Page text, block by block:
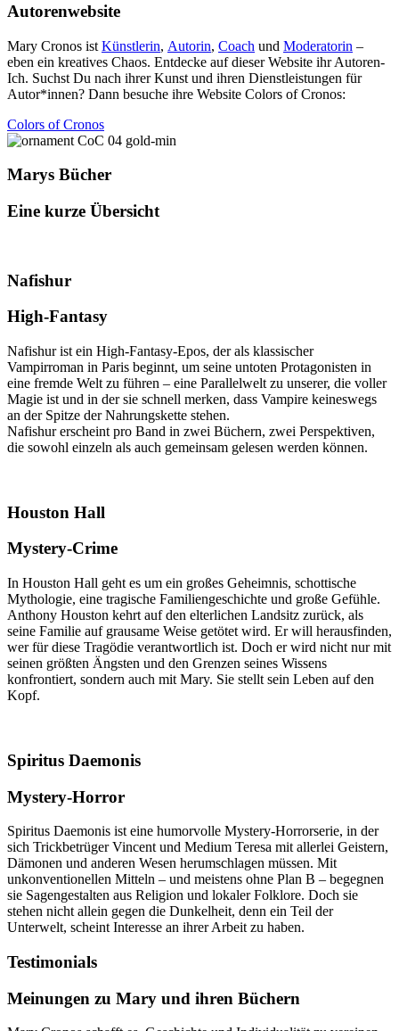
Autorenwebsite
Mary Cronos ist Künstlerin, Autorin, Coach und Moderatorin –
eben ein kreatives Chaos. Entdecke auf dieser Website ihr Autoren-
Ich. Suchst Du nach ihrer Kunst und ihren Dienstleistungen für
Autor*innen? Dann besuche ihre Website Colors of Cronos:
Colors of Cronos
Marys Bücher
Eine kurze Übersicht
Nafishur
High-Fantasy
Nafishur ist ein High-Fantasy-Epos, der als klassischer
Vampirroman in Paris beginnt, um seine untoten Protagonisten in
eine fremde Welt zu führen – eine Parallelwelt zu unserer, die voller
Magie ist und in der sie schnell merken, dass Vampire keineswegs
an der Spitze der Nahrungskette stehen.
Nafishur erscheint pro Band in zwei Büchern, zwei Perspektiven,
die sowohl einzeln als auch gemeinsam gelesen werden können.
Houston Hall
Mystery-Crime
In Houston Hall geht es um ein großes Geheimnis, schottische
Mythologie, eine tragische Familiengeschichte und große Gefühle.
Anthony Houston kehrt auf den elterlichen Landsitz zurück, als
seine Familie auf grausame Weise getötet wird. Er will herausfinden,
wer für diese Tragödie verantwortlich ist. Doch er wird nicht nur mit
seinen größten Ängsten und den Grenzen seines Wissens
konfrontiert, sondern auch mit Mary. Sie stellt sein Leben auf den
Kopf.
Spiritus Daemonis
Mystery-Horror
Spiritus Daemonis ist eine humorvolle Mystery-Horrorserie, in der
sich Trickbetrüger Vincent und Medium Teresa mit allerlei Geistern,
Dämonen und anderen Wesen herumschlagen müssen. Mit
unkonventionellen Mitteln – und meistens ohne Plan B – begegnen
sie Sagengestalten aus Religion und lokaler Folklore. Doch sie
stehen nicht allein gegen die Dunkelheit, denn ein Teil der
Unterwelt, scheint Interesse an ihrer Arbeit zu haben.
Testimonials
Meinungen zu Mary und ihren Büchern​